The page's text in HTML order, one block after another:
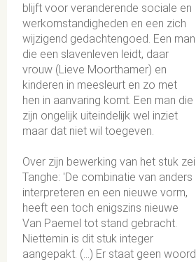
blijft voor veranderende sociale en
werkomstandigheden en een zich
wijzigend gedachtengoed. Een man
die een slavenleven leidt, daar
vrouw (Lieve Moorthamer) en
kinderen in meesleurt en zo met
hen in aanvaring komt. Een man die
zijn ongelijk uiteindelijk wel inziet
maar dat niet wil toegeven.
Over zijn bewerking van het stuk zei
Tanghe: 'De combinatie van anders
interpreteren en een nieuwe vorm,
heeft een toch enigszins nieuwe
Van Paemel tot stand gebracht.
Niettemin is dit stuk integer
aangepakt. (…) Er staat geen woord